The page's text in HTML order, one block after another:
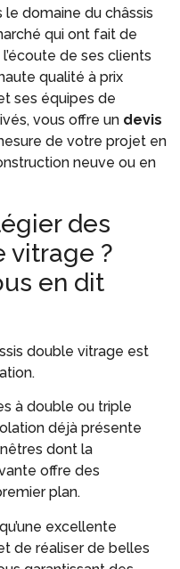
domaine du châssis
qui ont fait de
de ses clients
qualité à prix
ses équipes de
vous offre un devis
de votre projet en
neuve ou en
des
vitrage ?
en dit
double vitrage est
à double ou triple
déjà présente
dont la
offre des
plan.
excellente
de réaliser de belles